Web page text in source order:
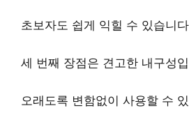
초보자도 쉽게 익힐 수 있습니
세 번째 장점은 견고한 내구성
오래도록 변함없이 사용할 수